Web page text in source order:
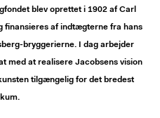
blev oprettet i 1902 af Carl
finansieres af indtægterne fra hans
bryggerierne. I dag arbejder
med at realisere Jacobsens vision
tilgængelig for det bredest